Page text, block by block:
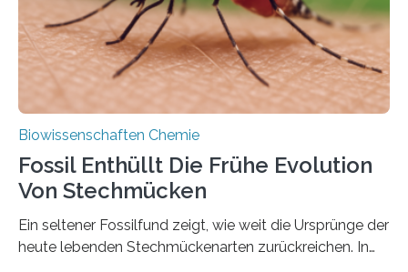
mit scheibenförmiger Gestalt. Was auffällig ist: Die
nächsten…
Biowissenschaften Chemie
Fossil Enthüllt Die Frühe Evolution
Von Stechmücken
Ein seltener Fossilfund zeigt, wie weit die Ursprünge der
heute lebenden Stechmückenarten zurückreichen. In